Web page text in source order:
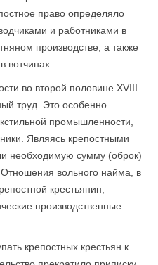
право определяло
и работниками в
производстве, а также
вотчинах.
во второй половине XVIII
труд. Это особенно
промышленности,
Являясь крепостными
необходимую сумму (оброк)
вольного найма, в
крестьянин,
производственные
крепостных крестьян к